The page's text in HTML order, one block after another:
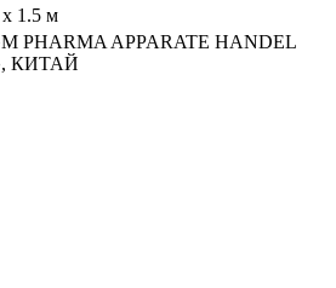
1.5 м
PHARMA APPARATE HANDEL
КИТАЙ